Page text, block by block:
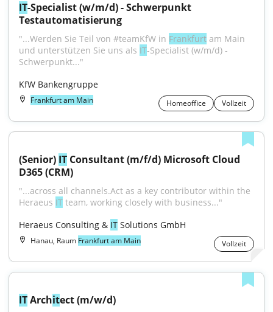
IT-Specialist (w/m/d) - Schwerpunkt
Testautomatisierung
"...Werden Sie Teil von #teamKfW in Frankfurt am Main
und unterstützen Sie uns als IT-Specialist (w/m/d) -
Schwerpunkt..."
KfW Bankengruppe
Frankfurt am Main Homeoffice Vollzeit
(Senior) IT Consultant (m/f/d) Microsoft Cloud
D365 (CRM)
"...across all channels.Act as a key contributor within the
Heraeus IT team, working closely with business..."
Heraeus Consulting & IT Solutions GmbH
Hanau, Raum Frankfurt am Main Vollzeit
IT Architect (m/w/d)